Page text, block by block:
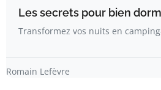
Les secrets pour bien
Transformez vos nuits en
Romain Lefèvre